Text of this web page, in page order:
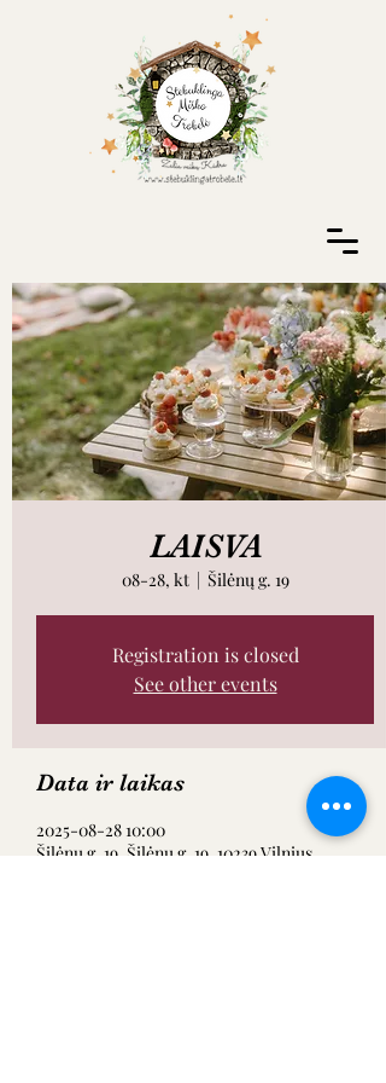
LAISVA
08-28, kt
  |
Šilėnų g. 19
Registration is closed
See other events
Data ir laikas
2025-08-28 10:00
Šilėnų g. 19, Šilėnų g. 19, 10239 Vilnius,